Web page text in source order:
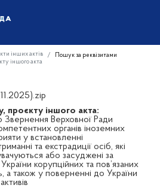
інших актів
Пошук за реквізитами
іншого акта
проєкту іншого акта:
Звернення Верховної Ради
органів іноземних
у встановленні
та екстрадиції осіб, які
або засуджені за
корупційних та пов’язаних
а також у поверненні до України